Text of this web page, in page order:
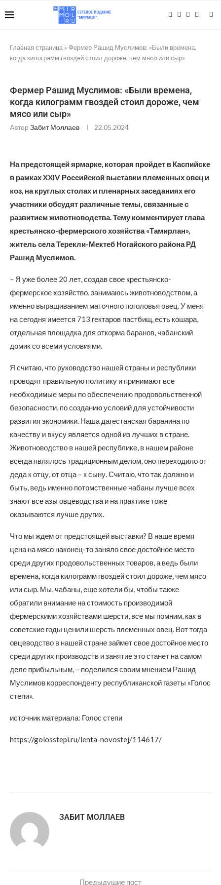
Главная страница » Фермер Рашид Муслимов: «Были времена,
когда килограмм гвоздей стоил дороже, чем мясо или сыр»
Фермер Рашид Муслимов: «Были времена,
когда килограмм гвоздей стоил дороже, чем
мясо или сыр»
Автор Забит Моллаев 22.05.2024
На предстоящей ярмарке, которая пройдет в Каспийске
в рамках XXIV Российской выставки племенных овец и
коз, на круглых столах и пленарных заседаниях его
участники обсудят различные темы, связанные с
развитием животноводства. Тему комментирует глава
крестьянско-фермерского хозяйства «Тамирлан»,
житель села Терекли-Мектеб Ногайского района РД
Рашид Муслимов.
– Я уже более 20 лет, создав свое крестьянско-
фермерское хозяйство, занимаюсь животноводством, а
именно выращиванием маточного поголовья овец. У меня
на сегодня имеется 713 гектаров пастбищ, есть кошара,
отдельная площадка для откорма баранов, чабанский
домик со всеми условиями.
Я считаю, что руководство нашей страны и республики
проводят правильную политику и принимают все
необходимые меры по обеспечению продовольственной
безопасности, по созданию условий для устойчивости
развития экономики. Наша дагестанская баранина по
качеству и вкусу является одной из лучших в стране.
Животноводство в нашей республике, в нашем районе
всегда являлось традиционным делом, оно переходило от
деда к отцу, от отца – к сыну. Считаю, что так должно и
быть, ведь именно потомственные чабаны лучше всех
знают все азы овцеводства и на практике тоже
оказываются лучше других.
Что мы ждем от предстоящей выставки? В наше время
цена на мясо наконец-то заняло свое достойное место
среди других продовольственных товаров, а ведь были
времена, когда килограмм гвоздей стоил дороже, чем мясо
или сыр. Мы, чабаны, еще хотели бы, чтобы также
обратили внимание на стоимость производимой
фермерскими хозяйствами шерсти, все мы помним, как в
советские годы ценили шерсть племенных овец. Вот тогда
овцеводство в нашей стране займет свое достойное место
среди других производств и занятие это станет на самом
деле прибыльным, – поделился своим мнением Рашид
Муслимов корреспонденту республиканской газеты «Голос
степи».
источник материала: Голос степи
https://golosstepi.ru/lenta-novostej/114617/
ЗАБИТ МОЛЛАЕВ
Предыдущие пост